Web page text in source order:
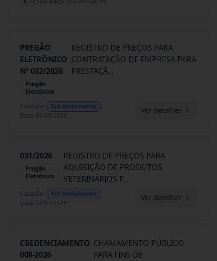
PREGÃO
ELETRÔNICO
Nº 032/2026
Pregão
Eletrônico
REGISTRO DE PREÇOS PARA
CONTRATAÇÃO DE EMPRESA PARA
PRESTAÇÃ...
Situação:
Em Andamento
Data: 03/08/2026
Ver detalhes
031/2026
Pregão
Eletrônico
REGISTRO DE PREÇOS PARA
AQUISIÇÃO DE PRODUTOS
VETERINÁRIOS P...
Situação:
Em Andamento
Data: 22/07/2026
Ver detalhes
CREDENCIAMENTO
008-2026
CHAMAMENTO PÚBLICO
PARA FINS DE